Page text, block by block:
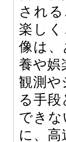
され
楽し
像は
養や娯
観測や
る手
できな
に、